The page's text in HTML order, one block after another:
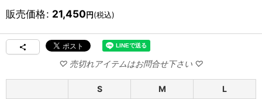
販売価格: 21,450円(税込)
S M
L